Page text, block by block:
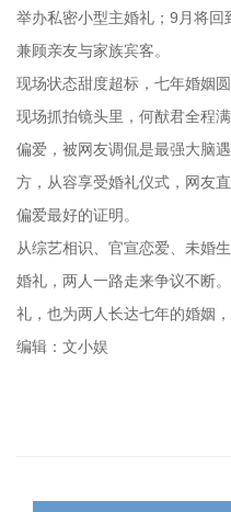
举办私密小型主婚礼；9月将
兼顾亲友与家族宾客。
现场状态甜度超标，七年婚姻
现场抓拍镜头里，何猷君全程
偏爱，被网友调侃是最强大脑
方，从容享受婚礼仪式，网友
偏爱最好的证明。
从综艺相识、官宣恋爱、未婚
婚礼，两人一路走来争议不断
礼，也为两人长达七年的婚姻
编辑：文小娱